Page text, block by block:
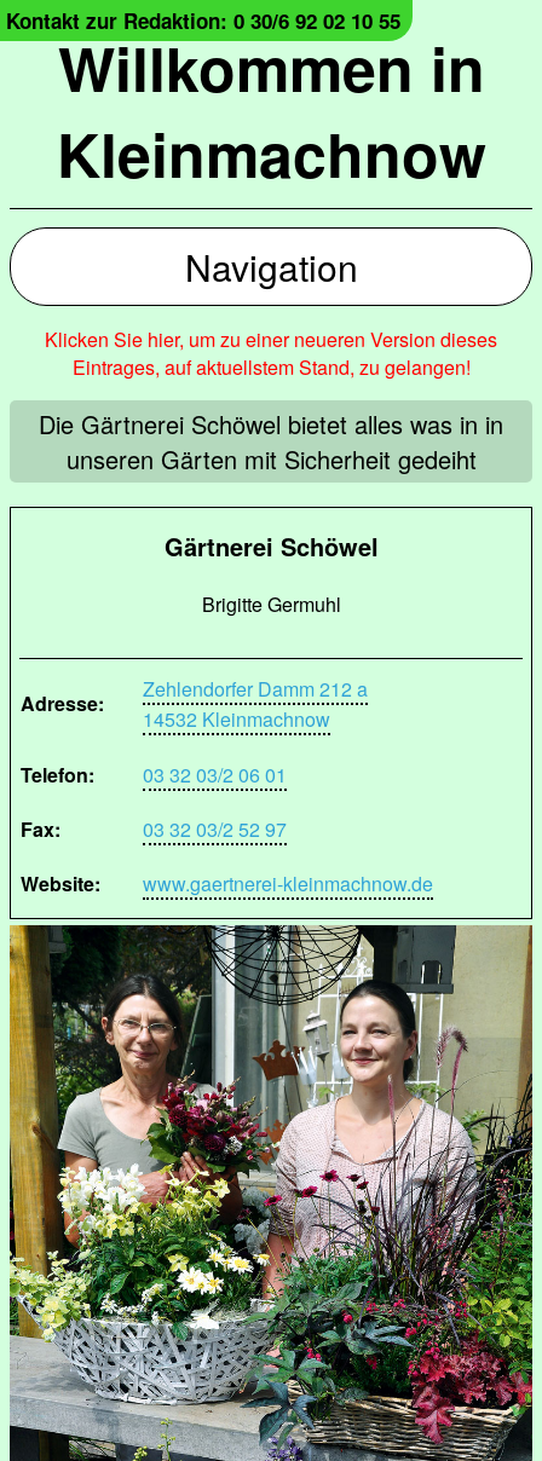
Willkommen in
Kleinmachnow
Kontakt zur Redaktion: 0 30/6 92 02 10 55
Navigation
Klicken Sie hier, um zu einer neueren Version dieses
Eintrages, auf aktuellstem Stand, zu gelangen!
Die Gärtnerei Schöwel bietet alles was in in
unseren Gärten mit Sicherheit gedeiht
Gärtnerei Schöwel
Brigitte Germuhl
Adresse:
Zehlendorfer Damm 212 a
14532 Kleinmachnow
Telefon:
03 32 03/2 06 01
Fax:
03 32 03/2 52 97
Website:
www.gaertnerei-kleinmachnow.de